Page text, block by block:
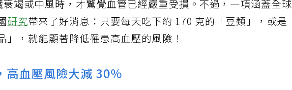
竭或中風時，才驚覺血管已經嚴重受損。不過，一項涵蓋全球
研究帶來了好消息：只要每天吃下約 170 克的「豆類」，或是
」，就能顯著降低罹患高血壓的風險！
高血壓風險大減 30%